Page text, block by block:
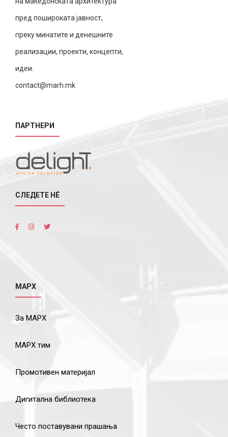
пред пошироката јавност,
преку минатите и денешните
реализации, проекти, концепти,
идеи.
contact@marh.mk
ПАРТНЕРИ
СЛЕДЕТЕ НÉ
МАРХ
За МАРХ
МАРХ тим
Промотивен материјал
Дигитална библиотека
Често поставувани прашања